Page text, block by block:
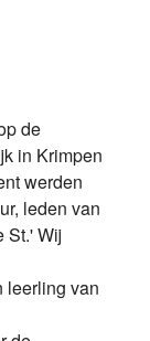
de
in Krimpen
werden
leden van
St.' Wij
leerling van